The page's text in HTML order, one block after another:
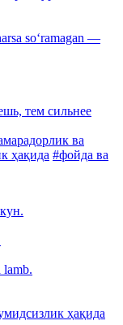
so‘ramagan —
тем сильнее
ва
ҳақида #фойда ва
lamb.
ҳақида